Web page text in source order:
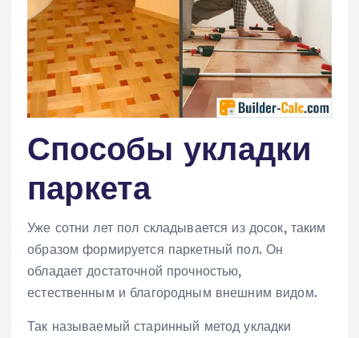
Способы укладки
паркета
Уже сотни лет пол складывается из досок, таким
образом формируется паркетный пол. Он
обладает достаточной прочностью,
естественным и благородным внешним видом.
Так называемый старинный метод укладки